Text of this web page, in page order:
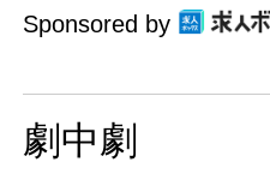
Sponsored by
劇中劇